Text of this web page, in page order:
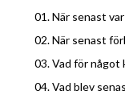
När senast
När senast
Vad för något
Vad blev